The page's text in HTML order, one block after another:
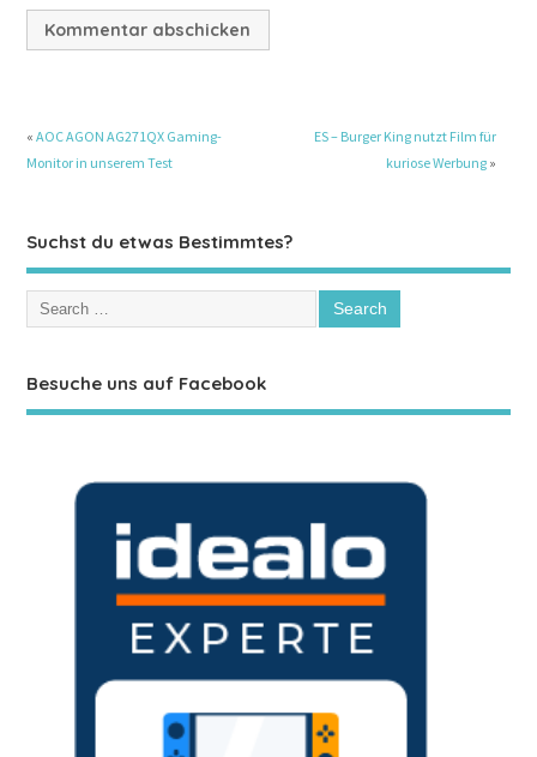
« AOC AGON AG271QX Gaming-
Monitor in unserem Test
ES – Burger King nutzt Film für
kuriose Werbung»
Suchst du etwas Bestimmtes?
Besuche uns auf Facebook